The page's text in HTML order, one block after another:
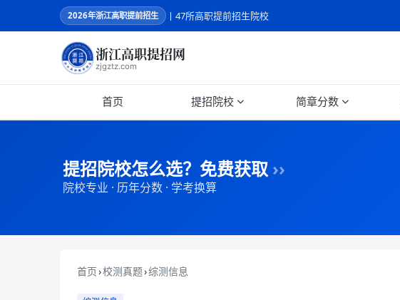
2026年浙江高职提前招生 丨47所高职提前招生院校
浙江高职提招网
zjgztz.com
首页 提招院校 简章分数
提招院校怎么选？免费获取 ››
院校专业 · 历年分数 · 学考换算
首页›校测真题›综测信息